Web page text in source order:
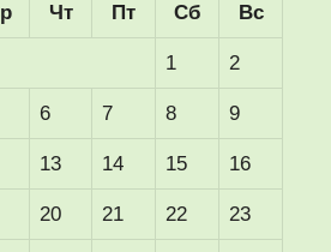
Чт Пт Сб Вс
1 2
6 7 8 9
13 14 15 16
20 21 22 23